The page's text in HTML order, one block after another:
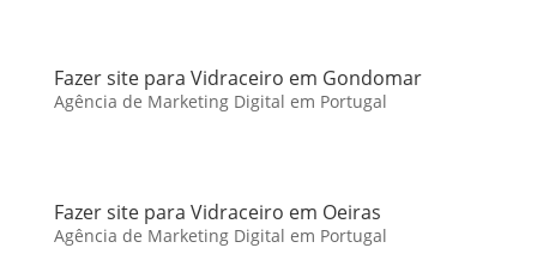
Fazer site para Vidraceiro em Gondomar
Agência de Marketing Digital em Portugal
Fazer site para Vidraceiro em Oeiras
Agência de Marketing Digital em Portugal